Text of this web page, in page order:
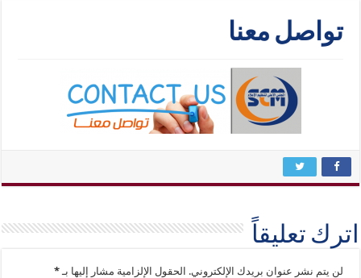
تواصل معنا
اترك تعليقاً
لن يتم نشر عنوان بريدك الإلكتروني. الحقول الإلزامية مشار إليها بـ*